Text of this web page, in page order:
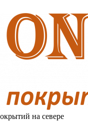
на севере